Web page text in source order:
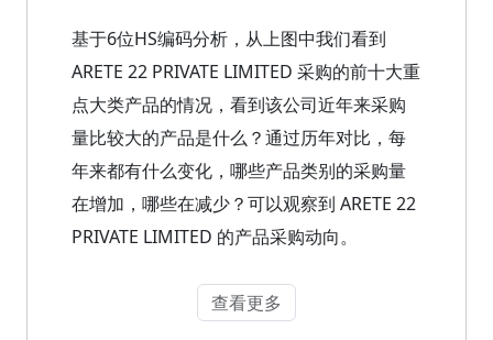
基于6位HS编码分析，从上图中我们看到
ARETE 22 PRIVATE LIMITED 采购的前十大重
点大类产品的情况，看到该公司近年来采购
量比较大的产品是什么？通过历年对比，每
年来都有什么变化，哪些产品类别的采购量
在增加，哪些在减少？可以观察到 ARETE 22
PRIVATE LIMITED 的产品采购动向。
查看更多